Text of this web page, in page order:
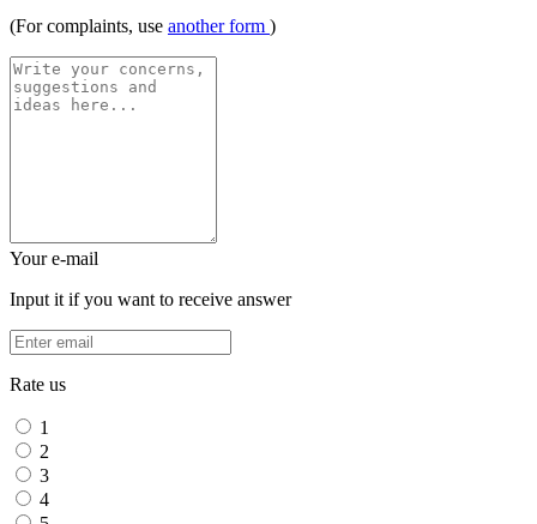
(For complaints, use another form )
Your e-mail
Input it if you want to receive answer
Rate us
1
2
3
4